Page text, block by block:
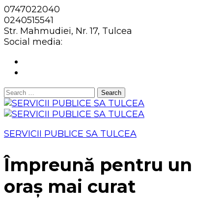
0747022040
0240515541
Str. Mahmudiei, Nr. 17, Tulcea
Social media:
Search
for:
SERVICII PUBLICE SA TULCEA
Împreună pentru un
oraș mai curat